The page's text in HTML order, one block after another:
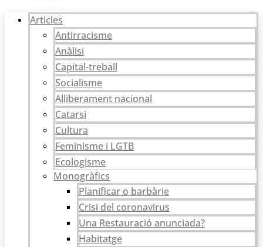
Articles
Antirracisme
Anàlisi
Capital-treball
Socialisme
Alliberament nacional
Catarsi
Cultura
Feminisme i LGTB
Ecologisme
Monogràfics
Planificar o barbàrie
Crisi del coronavirus
Una Restauració anunciada?
Habitatge